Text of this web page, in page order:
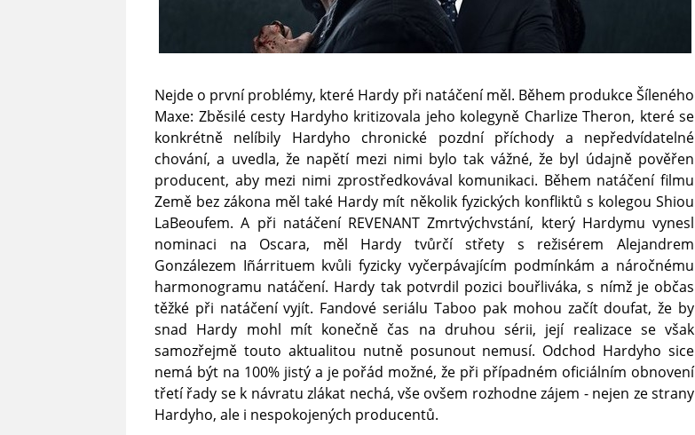
Nejde o první problémy, které Hardy při natáčení měl. Během produkce Šíleného
Maxe: Zběsilé cesty Hardyho kritizovala jeho kolegyně Charlize Theron, které se
konkrétně nelíbily Hardyho chronické pozdní příchody a nepředvídatelné
chování, a uvedla, že napětí mezi nimi bylo tak vážné, že byl údajně pověřen
producent, aby mezi nimi zprostředkovával komunikaci. Během natáčení filmu
Země bez zákona měl také Hardy mít několik fyzických konfliktů s kolegou Shiou
LaBeoufem. A při natáčení REVENANT Zmrtvýchvstání, který Hardymu vynesl
nominaci na Oscara, měl Hardy tvůrčí střety s režisérem Alejandrem
Gonzálezem Iñárrituem kvůli fyzicky vyčerpávajícím podmínkám a náročnému
harmonogramu natáčení. Hardy tak potvrdil pozici bouřliváka, s nímž je občas
těžké při natáčení vyjít. Fandové seriálu Taboo pak mohou začít doufat, že by
snad Hardy mohl mít konečně čas na druhou sérii, její realizace se však
samozřejmě touto aktualitou nutně posunout nemusí. Odchod Hardyho sice
nemá být na 100% jistý a je pořád možné, že při případném oficiálním obnovení
třetí řady se k návratu zlákat nechá, vše ovšem rozhodne zájem - nejen ze strany
Hardyho, ale i nespokojených producentů.